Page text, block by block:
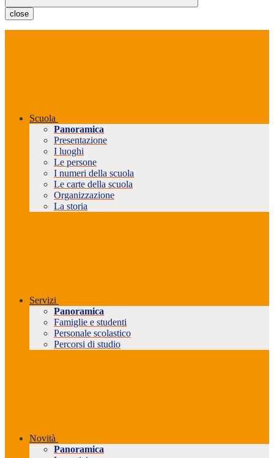
close
Scuola
Panoramica
Presentazione
I luoghi
Le persone
I numeri della scuola
Le carte della scuola
Organizzazione
La storia
Servizi
Panoramica
Famiglie e studenti
Personale scolastico
Percorsi di studio
Novità
Panoramica